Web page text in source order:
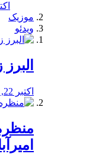
اکتبر
موزیک
ویدئو
البرز
اکتبر 22, 2019